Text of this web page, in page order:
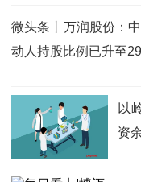
微头条丨万润股份：
动人持股比例已升至
以
资